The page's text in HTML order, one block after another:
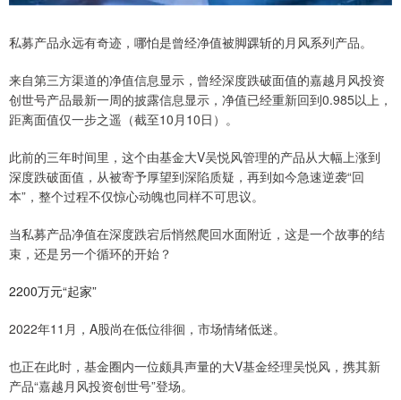
私募产品永远有奇迹，哪怕是曾经净值被脚踝斩的月风系列产品。
来自第三方渠道的净值信息显示，曾经深度跌破面值的嘉越月风投资
创世号产品最新一周的披露信息显示，净值已经重新回到0.985以上，
距离面值仅一步之遥（截至10月10日）。
此前的三年时间里，这个由基金大V吴悦风管理的产品从大幅上涨到
深度跌破面值，从被寄予厚望到深陷质疑，再到如今急速逆袭“回
本”，整个过程不仅惊心动魄也同样不可思议。
当私募产品净值在深度跌宕后悄然爬回水面附近，这是一个故事的结
束，还是另一个循环的开始？
2200万元“起家”
2022年11月，A股尚在低位徘徊，市场情绪低迷。
也正在此时，基金圈内一位颇具声量的大V基金经理吴悦风，携其新
产品“嘉越月风投资创世号”登场。